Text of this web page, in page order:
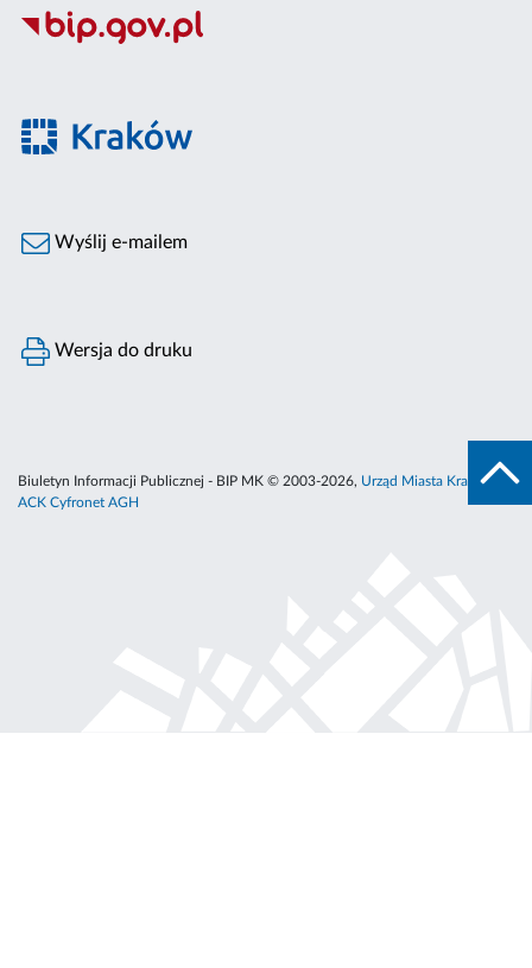
Wyślij e-mailem
Wersja do druku
Biuletyn Informacji Publicznej - BIP MK © 2003-2026, Urząd Miasta Krakowa
ACK Cyfronet AGH